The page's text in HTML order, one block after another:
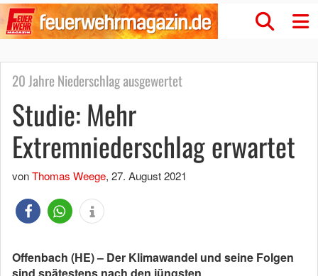
20 Jahre Niederschlag ausgewertet
Studie: Mehr
Extremniederschlag erwartet
vonThomas Weege, 27. August 2021
Offenbach (HE) – Der Klimawandel und seine Folgen